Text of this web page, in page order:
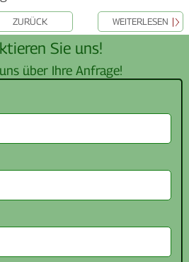
ZURÜCK WEITERLESEN
Sie uns!
über Ihre Anfrage!